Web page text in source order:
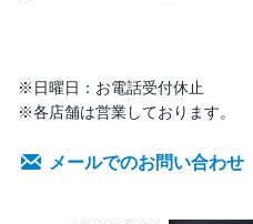
※日曜日：お電話受付休止
※各店舗は営業しております。
メールでのお問い合わせ